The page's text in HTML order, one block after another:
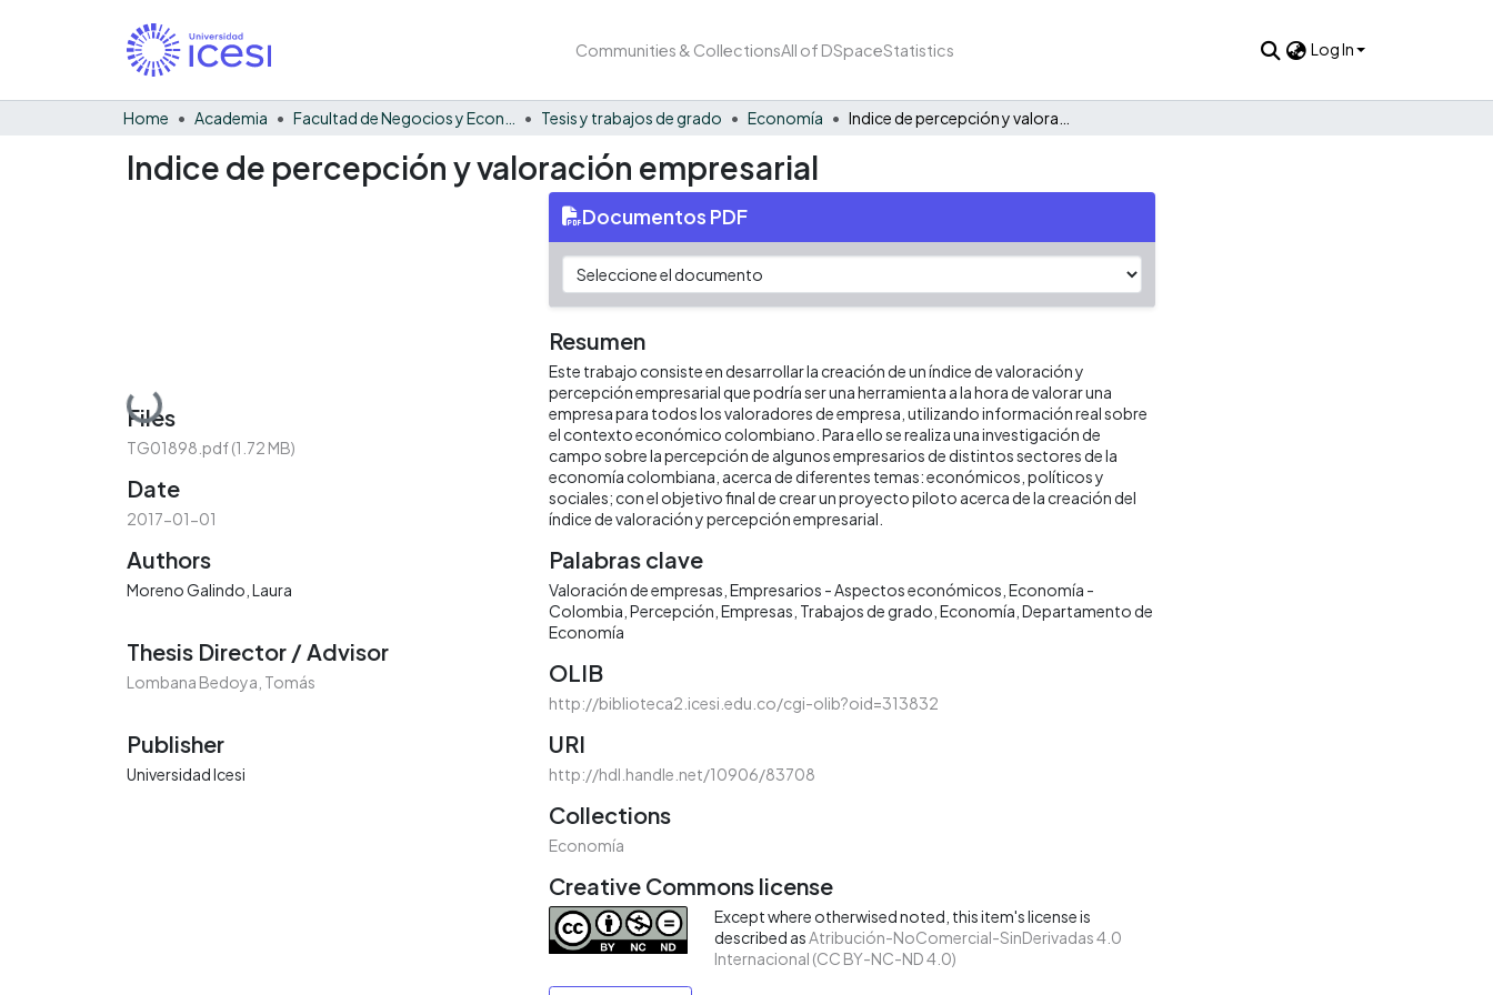
Communities & CollectionsAll of DSpaceStatistics Log In
Home Academia Tesis y trabajos de grado Economía
Indice de percepción y valoración empresarial
Loading...
Files
TG01898.pdf(1.72 MB)
Date
2017-01-01
Authors
Moreno Galindo, Laura
Thesis Director / Advisor
Lombana Bedoya, Tomás
Publisher
Universidad Icesi
Documentos PDF
Resumen
Este trabajo consiste en desarrollar la creación de un índice de valoración y
percepción empresarial que podría ser una herramienta a la hora de valorar una
empresa para todos los valoradores de empresa, utilizando información real sobre
el contexto económico colombiano. Para ello se realiza una investigación de
campo sobre la percepción de algunos empresarios de distintos sectores de la
economía colombiana, acerca de diferentes temas: económicos, políticos y
sociales; con el objetivo final de crear un proyecto piloto acerca de la creación del
índice de valoración y percepción empresarial.
Palabras clave
Valoración de empresas Empresarios - Aspectos económicos Economía -
Colombia Percepción Empresas Trabajos de grado Economía Departamento de
Economía
OLIB
http://biblioteca2.icesi.edu.co/cgi-olib?oid=313832
URI
http://hdl.handle.net/10906/83708
Collections
Economía
Creative Commons license
Except where otherwised noted, this item's license is
described as Atribución-NoComercial-SinDerivadas 4.0
Internacional (CC BY-NC-ND 4.0)